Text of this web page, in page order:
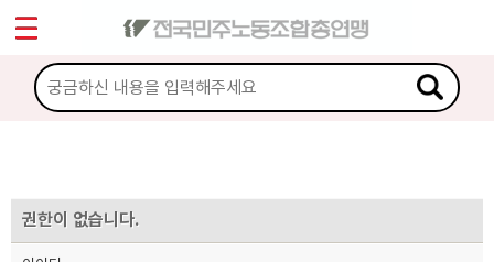
권한이 없습니다.
마이페이지
소개
노동상담